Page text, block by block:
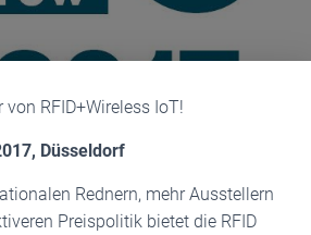
H
von RFID+Wireless IoT!
Düsseldorf
Rednern, mehr Ausstellern
Preispolitik bietet die RFID